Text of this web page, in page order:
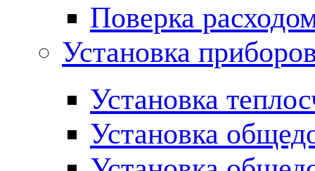
Поверка
Установка
Установка
Установка